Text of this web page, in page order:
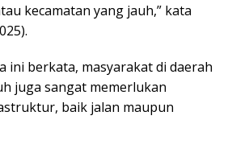
kecamatan yang jauh,” kata
ini berkata, masyarakat di daerah
juga sangat memerlukan
baik jalan maupun